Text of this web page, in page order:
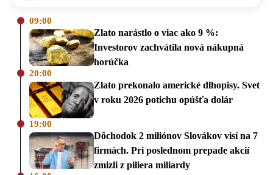
09:00
Zlato narástlo o viac ako 9 %:
Investorov zachvátila nová nákupná
horúčka
20:00
Zlato prekonalo americké dlhopisy. Svet
v roku 2026 potichu opúšťa dolár
19:00
Dôchodok 2 miliónov Slovákov visí na 7
firmách. Pri poslednom prepade akcií
zmizli z piliera miliardy